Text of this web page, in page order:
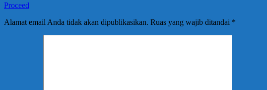
Proceed
Alamat email Anda tidak akan dipublikasikan. Ruas yang wajib ditandai *